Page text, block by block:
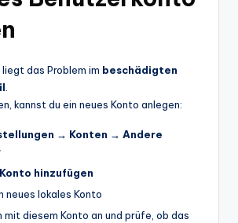
liegt das Problem im beschädigten
kannst du ein neues Konto anlegen:
→ Konten → Andere
Konto hinzufügen
neues lokales Konto
mit diesem Konto an und prüfe, ob das